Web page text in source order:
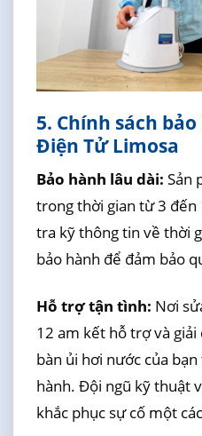
5. Chính sách
Điện Tử Limosa
Bảo hành lâu dài: Sản
trong thời gian từ 3 đến
tra kỹ thông tin về thời
bảo hành để đảm bảo
Hỗ trợ tận tình: Nơi
12 am kết hỗ trợ và
bàn ủi hơi nước của
hành. Đội ngũ kỹ thuật
khắc phục sự cố một